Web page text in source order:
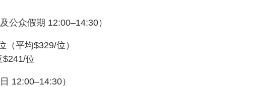
公众假期 12:00–14:30）
（平均$329/位）
$241/位
12:00–14:30）